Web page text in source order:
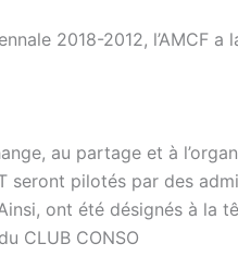
2018-2012, l’AMCF a
au partage et à
seront pilotés par des
ont été désignés à la
CLUB CONSO